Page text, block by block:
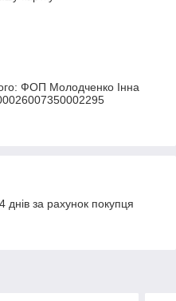
ФОП Молодченко Інна
за рахунок покупця